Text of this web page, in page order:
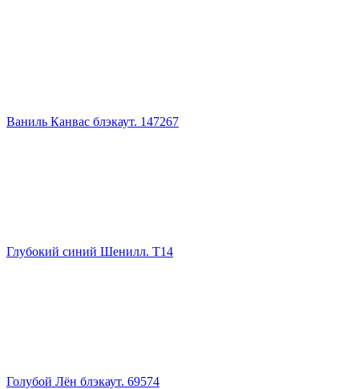
Ваниль Канвас блэкаут. 147267
Глубокий синий Шенилл. Т14
Голубой Лён блэкаут. 69574